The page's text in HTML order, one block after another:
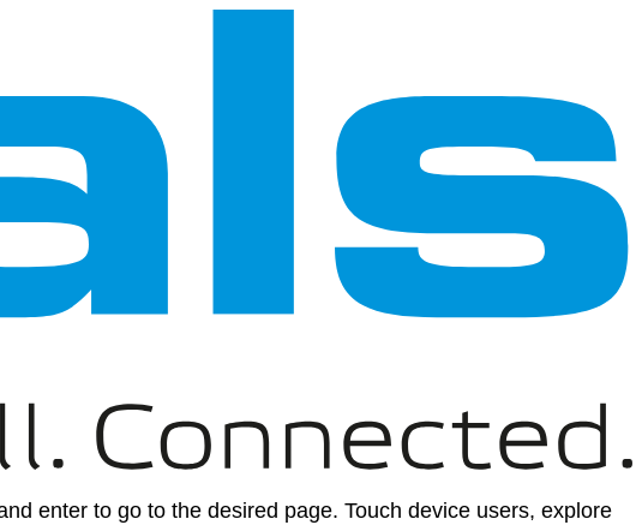
enter to go to the desired page. Touch device users, explore